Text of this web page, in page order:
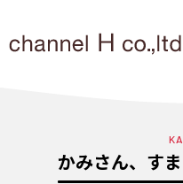
かみさん、す